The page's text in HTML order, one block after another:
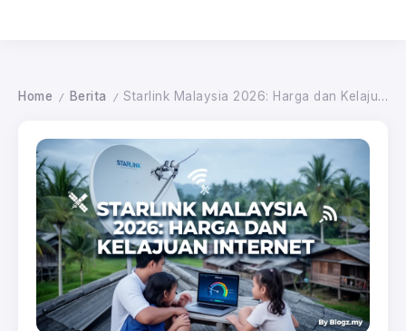
Home / Berita / Starlink Malaysia 2026: Harga dan Kelajuan Internet